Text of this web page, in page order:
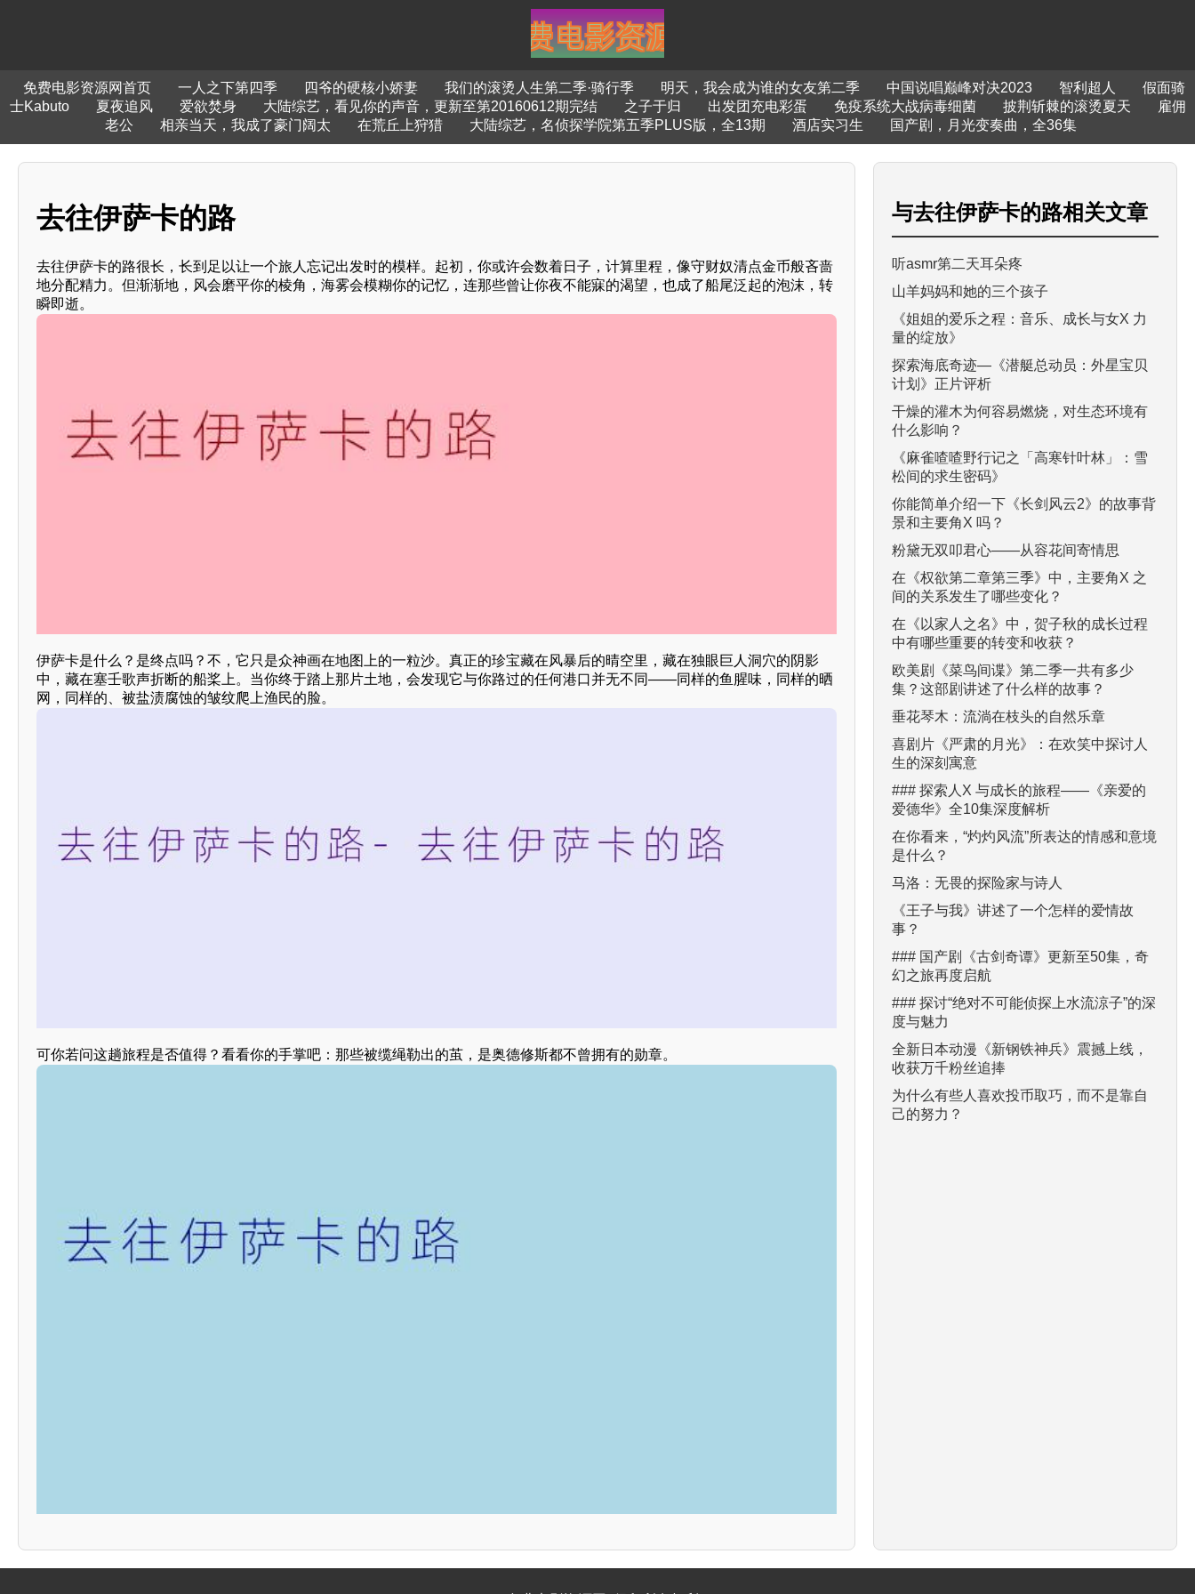
免费电影资源网首页 一人之下第四季 四爷的硬核小娇妻 我们的滚烫人生第二季·骑行季 明天，我会成为谁的女友第二季 中国说唱巅峰对决2023 智利超人
假面骑
士Kabuto
夏夜追风 爱欲焚身 大陆综艺，看见你的声音，更新至第20160612期完结 之子于归 出发团充电彩蛋 免疫系统大战病毒细菌 披荆斩棘的滚烫夏天
雇佣
老公
相亲当天，我成了豪门阔太 在荒丘上狩猎 大陆综艺，名侦探学院第五季PLUS版，全13期 酒店实习生 国产剧，月光变奏曲，全36集
去往伊萨卡的路
去往伊萨卡的路很长，长到足以让一个旅人忘记出发时的模样。起初，你或许会数着日子，计算里程，像守财奴清点金币般吝啬
地分配精力。但渐渐地，风会磨平你的棱角，海雾会模糊你的记忆，连那些曾让你夜不能寐的渴望，也成了船尾泛起的泡沫，转
瞬即逝。
伊萨卡是什么？是终点吗？不，它只是众神画在地图上的一粒沙。真正的珍宝藏在风暴后的晴空里，藏在独眼巨人洞穴的阴影
中，藏在塞壬歌声折断的船桨上。当你终于踏上那片土地，会发现它与你路过的任何港口并无不同——同样的鱼腥味，同样的晒
网，同样的、被盐渍腐蚀的皱纹爬上渔民的脸。
可你若问这趟旅程是否值得？看看你的手掌吧：那些被缆绳勒出的茧，是奥德修斯都不曾拥有的勋章。
与去往伊萨卡的路相关文章
听asmr第二天耳朵疼
山羊妈妈和她的三个孩子
《姐姐的爱乐之程：音乐、成长与女X 力
量的绽放》
探索海底奇迹—《潜艇总动员：外星宝贝
计划》正片评析
干燥的灌木为何容易燃烧，对生态环境有
什么影响？
《麻雀喳喳野行记之「高寒针叶林」：雪
松间的求生密码》
你能简单介绍一下《长剑风云2》的故事背
景和主要角X 吗？
粉黛无双叩君心——从容花间寄情思
在《权欲第二章第三季》中，主要角X 之
间的关系发生了哪些变化？
在《以家人之名》中，贺子秋的成长过程
中有哪些重要的转变和收获？
欧美剧《菜鸟间谍》第二季一共有多少
集？这部剧讲述了什么样的故事？
垂花琴木：流淌在枝头的自然乐章
喜剧片《严肃的月光》：在欢笑中探讨人
生的深刻寓意
### 探索人X 与成长的旅程——《亲爱的
爱德华》全10集深度解析
在你看来，“灼灼风流”所表达的情感和意境
是什么？
马洛：无畏的探险家与诗人
《王子与我》讲述了一个怎样的爱情故
事？
### 国产剧《古剑奇谭》更新至50集，奇
幻之旅再度启航
### 探讨“绝对不可能侦探上水流涼子”的深
度与魅力
全新日本动漫《新钢铁神兵》震撼上线，
收获万千粉丝追捧
为什么有些人喜欢投币取巧，而不是靠自
己的努力？